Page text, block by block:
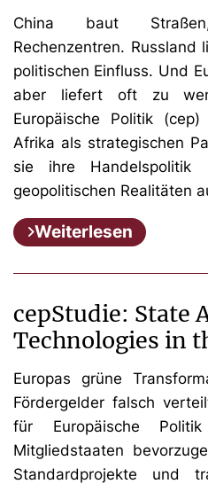
China baut
Rechenzentren.
politischen Einfluss. Und
aber liefert oft zu
Europäische Politik
Afrika als strategischen
sie ihre
geopolitischen Realitäten
Weiterlesen
cepStudie: State
Technologies in
Europas grüne
Fördergelder falsch
für Europäische
Mitgliedstaaten
Standardprojekte und